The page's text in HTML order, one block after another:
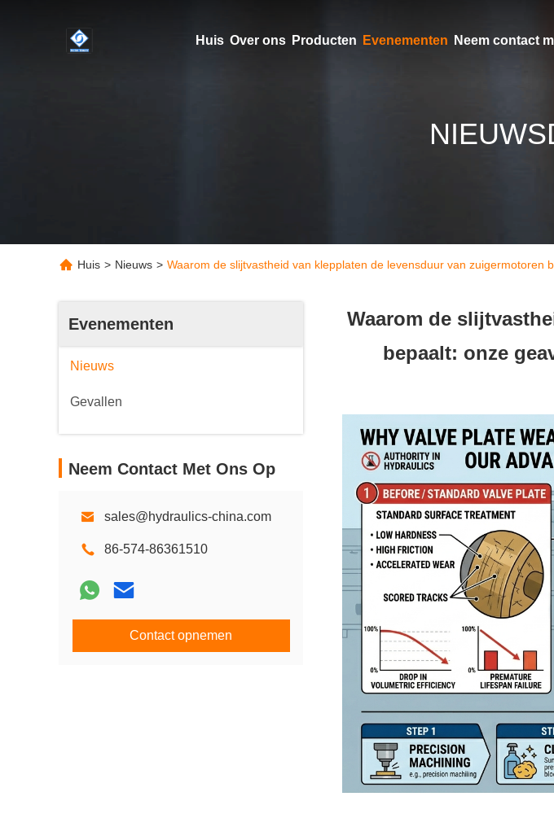
Huis Over ons Producten Evenementen Neem contact
Huis > Nieuws > Waarom de slijtvastheid van klepplaten de levensduur van
Evenementen
Nieuws
Gevallen
Neem Contact Met Ons Op
sales@hydraulics-china.com
86-574-86361510
Contact opnemen
Waarom de
bepaalt: onze